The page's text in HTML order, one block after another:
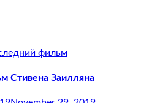
Стивена Заилляна